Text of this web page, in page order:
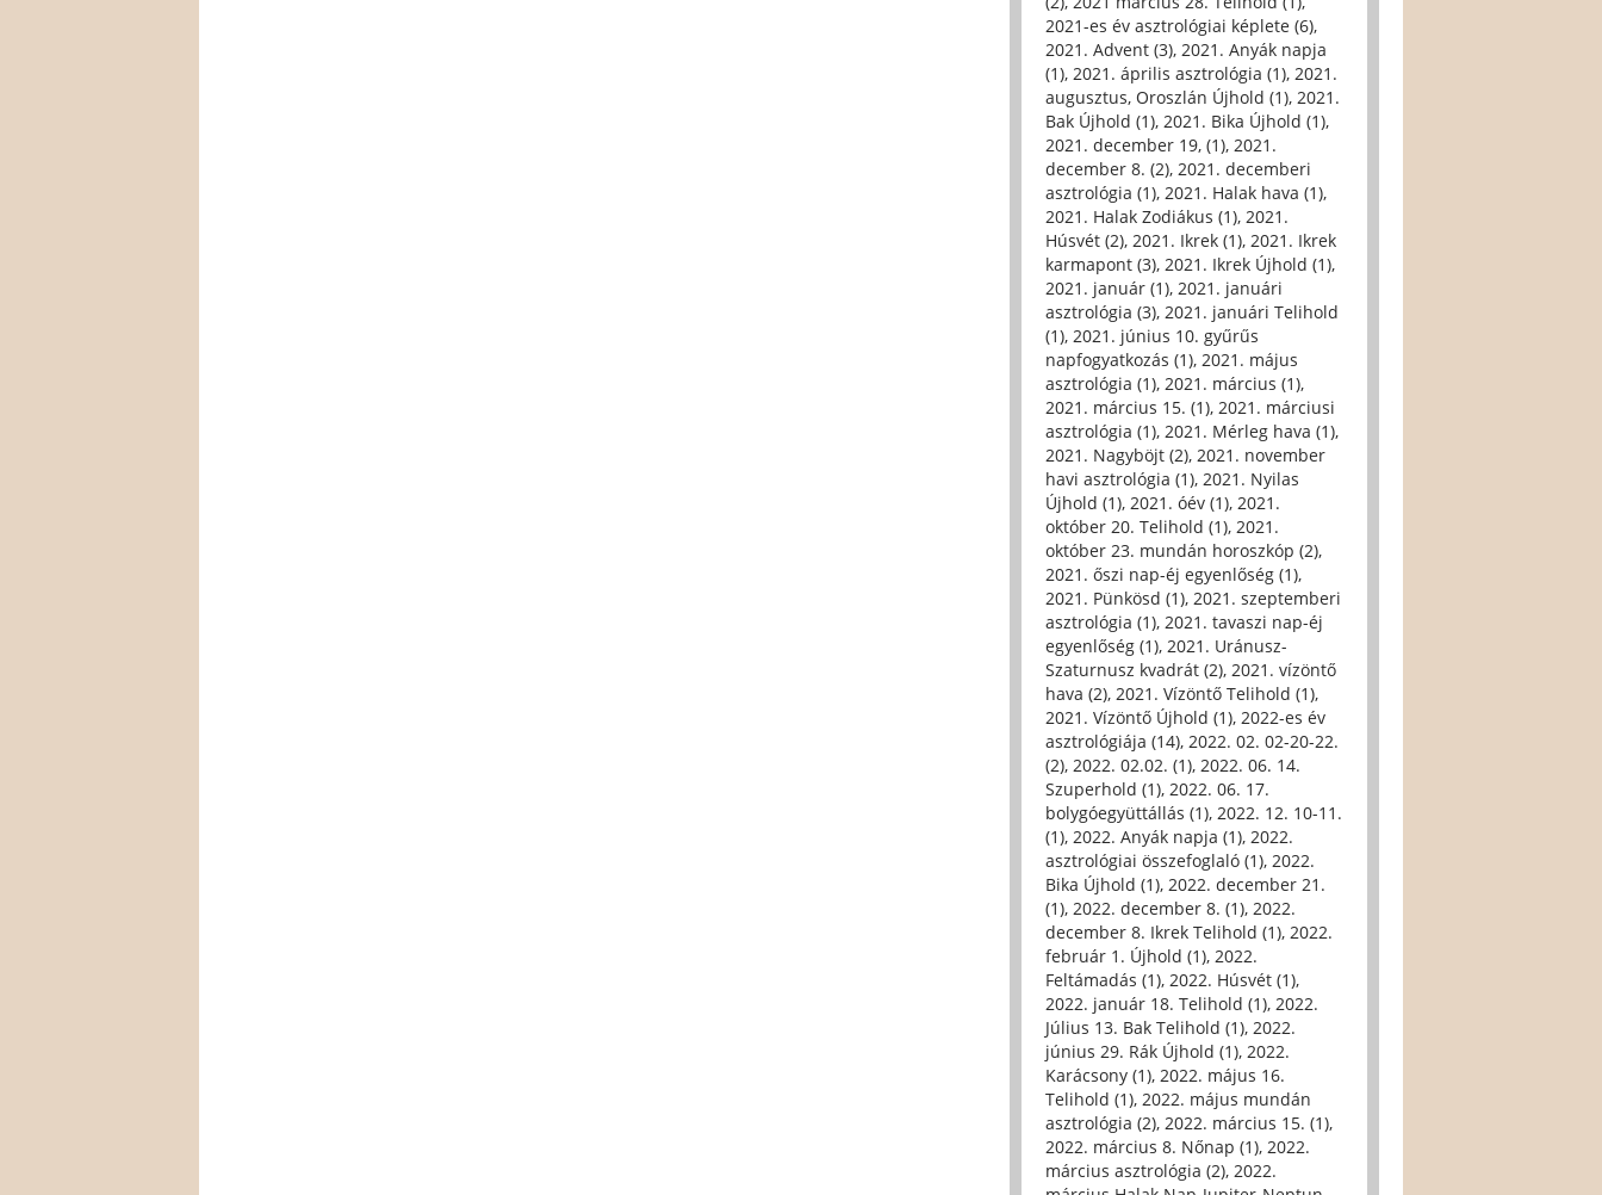
2021-es év asztrológiai képlete (6),
2021. Advent (3), 2021. Anyák napja
(1), 2021. április asztrológia (1), 2021.
augusztus, Oroszlán Újhold (1), 2021.
Bak Újhold (1), 2021. Bika Újhold (1),
2021. december 19, (1), 2021.
december 8. (2), 2021. decemberi
asztrológia (1), 2021. Halak hava (1),
2021. Halak Zodiákus (1), 2021.
Húsvét (2), 2021. Ikrek (1), 2021. Ikrek
karmapont (3), 2021. Ikrek Újhold (1),
2021. január (1), 2021. januári
asztrológia (3), 2021. januári Telihold
(1), 2021. június 10. gyűrűs
napfogyatkozás (1), 2021. május
asztrológia (1), 2021. március (1),
2021. március 15. (1), 2021. márciusi
asztrológia (1), 2021. Mérleg hava (1),
2021. Nagyböjt (2), 2021. november
havi asztrológia (1), 2021. Nyilas
Újhold (1), 2021. óév (1), 2021.
október 20. Telihold (1), 2021.
október 23. mundán horoszkóp (2),
2021. őszi nap-éj egyenlőség (1),
2021. Pünkösd (1), 2021. szeptemberi
asztrológia (1), 2021. tavaszi nap-éj
egyenlőség (1), 2021. Uránusz-
Szaturnusz kvadrát (2), 2021. vízöntő
hava (2), 2021. Vízöntő Telihold (1),
2021. Vízöntő Újhold (1), 2022-es év
asztrológiája (14), 2022. 02. 02-20-22.
(2), 2022. 02.02. (1), 2022. 06. 14.
Szuperhold (1), 2022. 06. 17.
bolygóegyüttállás (1), 2022. 12. 10-11.
(1), 2022. Anyák napja (1), 2022.
asztrológiai összefoglaló (1), 2022.
Bika Újhold (1), 2022. december 21.
(1), 2022. december 8. (1), 2022.
december 8. Ikrek Telihold (1), 2022.
február 1. Újhold (1), 2022.
Feltámadás (1), 2022. Húsvét (1),
2022. január 18. Telihold (1), 2022.
Július 13. Bak Telihold (1), 2022.
június 29. Rák Újhold (1), 2022.
Karácsony (1), 2022. május 16.
Telihold (1), 2022. május mundán
asztrológia (2), 2022. március 15. (1),
2022. március 8. Nőnap (1), 2022.
március asztrológia (2), 2022.